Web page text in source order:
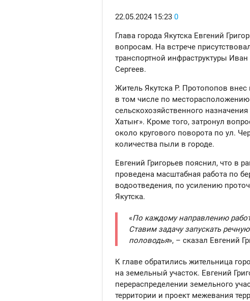
22.05.2024 15:23 0
Глава города Якутска Евгений
вопросам. На встрече
транспортной инфраструктуры
Сергеев.
Житель Якутска Р. Протопопов
в том числе по
сельскохозяйственного
Хатыҥ». Кроме того, затронул
около кругового поворота по ул.
количества пыли в городе.
Евгений Григорьев пояснил, что в
проведена масштабная работа по
водоотведения, по усилению
Якутска.
«По каждому направлению
Ставим задачу запускать
половодья», – сказал Евгений
К главе обратились жительница
на земельный участок. Евгений
перераспределении земельного
территории и проект межевания